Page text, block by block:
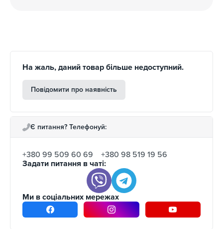
На жаль, даний товар більше недоступний.
Повідомити про наявність
Є питання? Телефонуй:
+380 99 509 60 69
+380 98 519 19 56
Задати питання в чаті:
Ми в соціальних мережах